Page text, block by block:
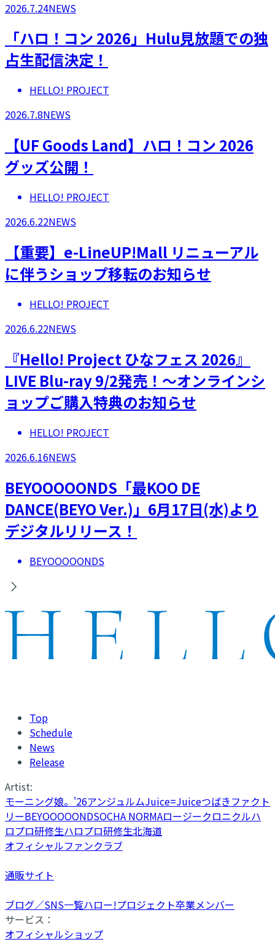
2026.7.24NEWS
「ハロ！コン 2026」Hulu見放題での独
占生配信決定！
HELLO! PROJECT
2026.7.8NEWS
【UF Goods Land】ハロ！コン 2026
グッズ公開！
HELLO! PROJECT
2026.6.22NEWS
【重要】e-LineUP!Mall リニューアル
に伴うショップ移転のお知らせ
HELLO! PROJECT
2026.6.22NEWS
『Hello! Project ひなフェス 2026』
LIVE Blu-ray 9/2発売！～オンラインシ
ョップご購入特典のお知らせ
HELLO! PROJECT
2026.6.16NEWS
BEYOOOOONDS「最KOO DE
DANCE(BEYO Ver.)」6月17日(水)より
デジタルリリース！
BEYOOOOONDS
Top
Schedule
News
Release
Artist:
モーニング娘。'26アンジュルムJuice=Juiceつばきファクト
リーBEYOOOOONDSOCHA NORMAロージークロニクルハ
ロプロ研修生ハロプロ研修生北海道
オフィシャルファンクラブ
通販サイト
ブログ／SNS一覧ハロー!プロジェクト卒業メンバー
サービス：
オフィシャルショップ